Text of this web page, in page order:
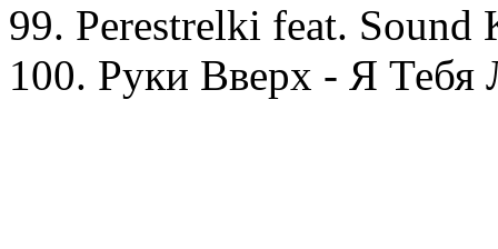
99. Perestrelki feat.
100. Руки Вверх - Я